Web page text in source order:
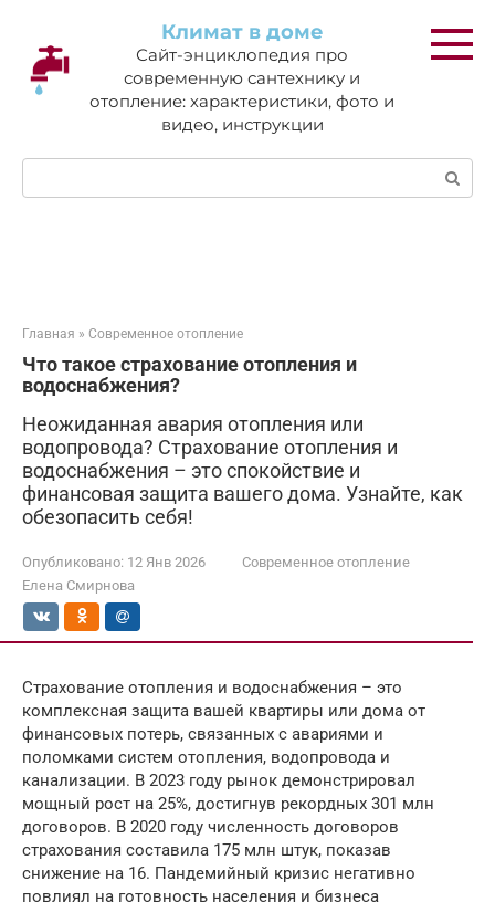
контенту
Климат в доме
Сайт-энциклопедия про
современную сантехнику и
отопление: характеристики, фото и
видео, инструкции
Поиск:
Главная » Современное отопление
Что такое страхование отопления и
водоснабжения?
Неожиданная авария отопления или
водопровода? Страхование отопления и
водоснабжения – это спокойствие и
финансовая защита вашего дома. Узнайте, как
обезопасить себя!
Опубликовано: 12 Янв 2026
Современное отопление
Елена Смирнова
Страхование отопления и водоснабжения – это
комплексная защита вашей квартиры или дома от
финансовых потерь, связанных с авариями и
поломками систем отопления, водопровода и
канализации. В 2023 году рынок демонстрировал
мощный рост на 25%, достигнув рекордных 301 млн
договоров. В 2020 году численность договоров
страхования составила 175 млн штук, показав
снижение на 16. Пандемийный кризис негативно
повлиял на готовность населения и бизнеса